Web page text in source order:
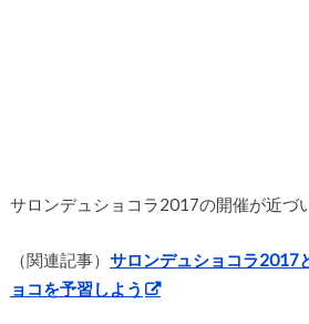
サロンデュショコラ2017の開催が近づ
（関連記事） サロンデュショコラ2017
ョコを予習しよう